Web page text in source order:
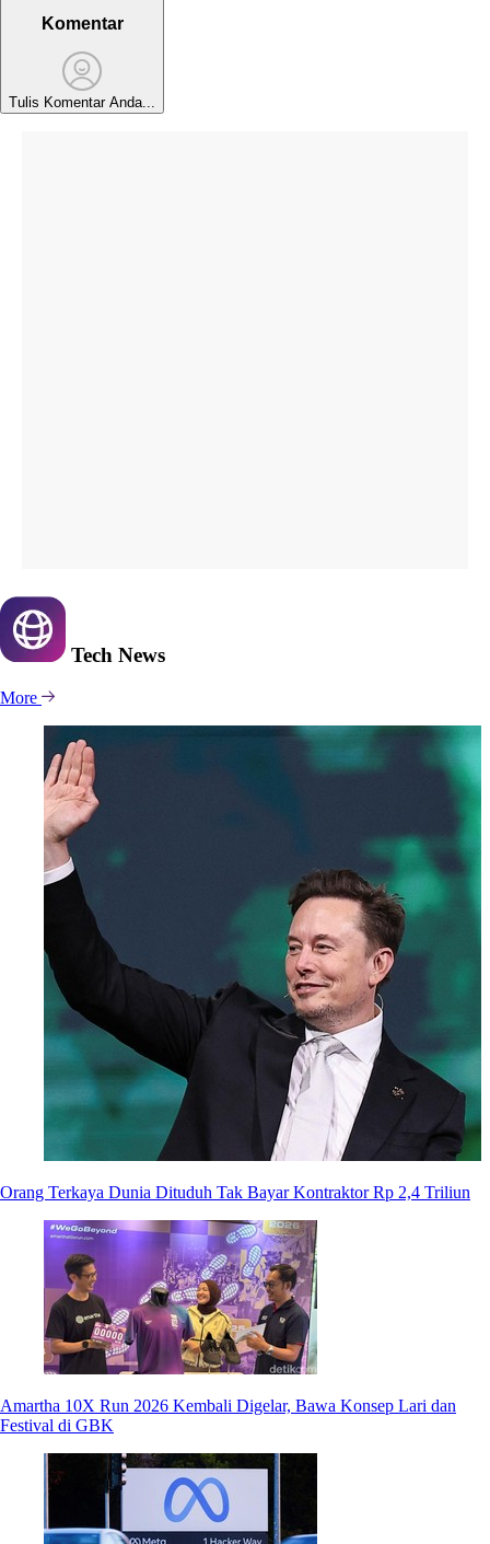
Komentar
Tulis Komentar Anda...
Tech News
More
Orang Terkaya Dunia Dituduh Tak Bayar Kontraktor Rp 2,4 Triliun
Amartha 10X Run 2026 Kembali Digelar, Bawa Konsep Lari dan
Festival di GBK